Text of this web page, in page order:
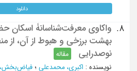
دانلود
8.
واکاوی معرفت‌شناسانۀ اسکان
بهشت برزخی و هبوط از آن، از
نوصدرایی
مقاله
نویسنده : اکبری، محمدعلی ؛ فیاض‌بخش،